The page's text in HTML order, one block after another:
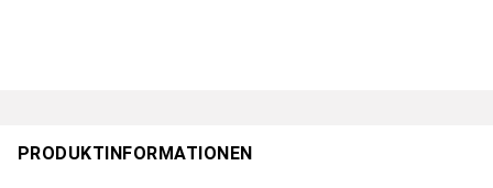
PRODUKTINFORMATIONEN